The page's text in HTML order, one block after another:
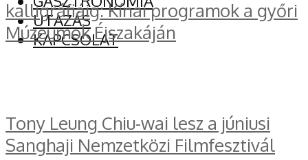
UTAZÁS
KAPCSOLAT
kalligráfiáig: Kínai programok a győri
Múzeumok Éjszakáján
Tony Leung Chiu-wai lesz a júniusi
Sanghaji Nemzetközi Filmfesztivál